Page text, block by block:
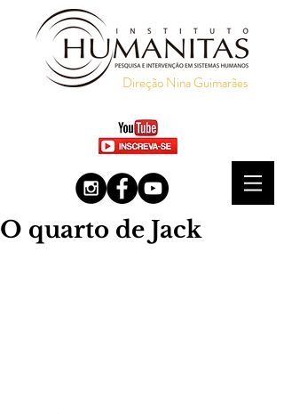
Direção Nina Guimarães
O quarto de Jack